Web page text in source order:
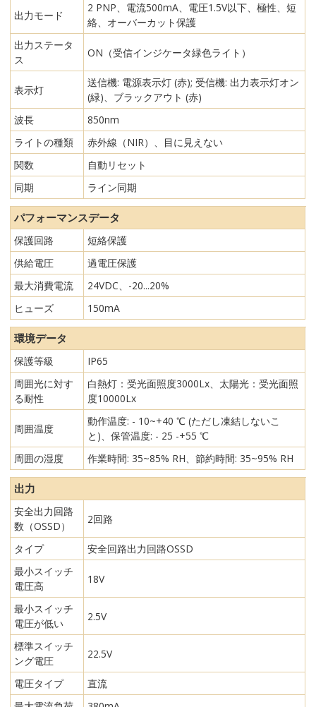
出力モード
2 PNP、電流500mA、電圧1.5V以下、極性、短
絡、オーバーカット保護
出力ステータ
ス
ON（受信インジケータ緑色ライト）
表示灯
送信機: 電源表示灯 (赤); 受信機: 出力表示灯オン
(緑)、ブラックアウト (赤)
波長
850nm
ライトの種類
赤外線（NIR）、目に見えない
関数
自動リセット
同期
ライン同期
パフォーマンスデータ
保護回路
短絡保護
供給電圧
過電圧保護
最大消費電流
24VDC、-20...20%
ヒューズ
150mA
環境データ
保護等級
IP65
周囲光に対す
る耐性
白熱灯：受光面照度3000Lx、太陽光：受光面照
度10000Lx
周囲温度
動作温度: - 10~+40 ℃ (ただし凍結しないこ
と)、保管温度: - 25 -+55 ℃
周囲の湿度
作業時間: 35~85% RH、節約時間: 35~95% RH
出力
安全出力回路
数（OSSD）
2回路
タイプ
安全回路出力回路OSSD
最小スイッチ
電圧高
18V
最小スイッチ
電圧が低い
2.5V
標準スイッチ
ング電圧
22.5V
電圧タイプ
直流